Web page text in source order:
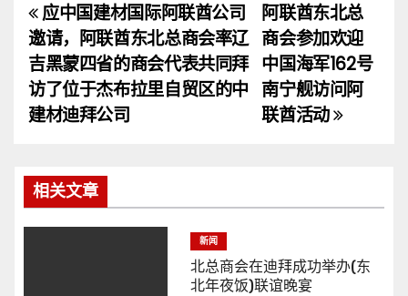
文
章
导
阿联酋东北总
商会参加欢迎
中国海军162号
南宁舰访问阿
联酋活动
应中国建材国际阿联酋公司
邀请，阿联酋东北总商会率辽
吉黑蒙四省的商会代表共同拜
访了位于杰布拉里自贸区的中
建材迪拜公司
相关文章
新闻
北总商会在迪拜成功举办(东
北年夜饭)联谊晚宴